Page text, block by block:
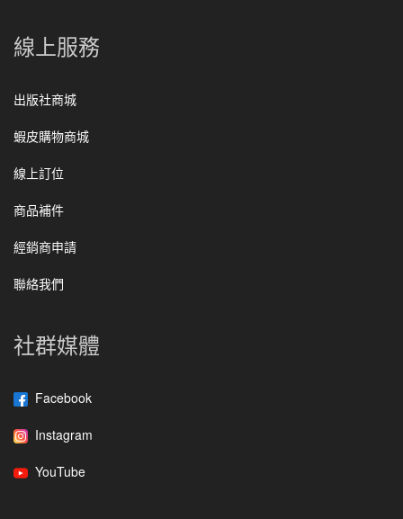
線上服務
出版社商城
蝦皮購物商城
線上訂位
商品補件
經銷商申請
聯絡我們
社群媒體
Facebook
Instagram
YouTube